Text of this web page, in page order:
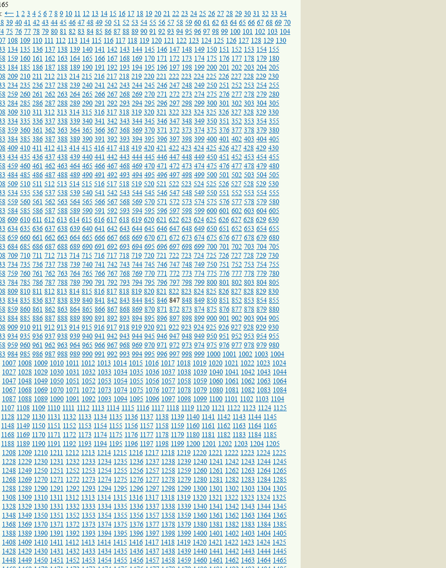
← 1 2 3 4 5 6 7 8 9 10 11 12 13 14 15 16 17 18 19 20 21 22 23 24 25 26 27 28 29 30 31 32 33 34
39 40 41 42 43 44 45 46 47 48 49 50 51 52 53 54 55 56 57 58 59 60 61 62 63 64 65 66 67 68 69 70
75 76 77 78 79 80 81 82 83 84 85 86 87 88 89 90 91 92 93 94 95 96 97 98 99 100 101 102 103 104
108 109 110 111 112 113 114 115 116 117 118 119 120 121 122 123 124 125 126 127 128 129 130
134 135 136 137 138 139 140 141 142 143 144 145 146 147 148 149 150 151 152 153 154 155
159 160 161 162 163 164 165 166 167 168 169 170 171 172 173 174 175 176 177 178 179 180
184 185 186 187 188 189 190 191 192 193 194 195 196 197 198 199 200 201 202 203 204 205
209 210 211 212 213 214 215 216 217 218 219 220 221 222 223 224 225 226 227 228 229 230
234 235 236 237 238 239 240 241 242 243 244 245 246 247 248 249 250 251 252 253 254 255
259 260 261 262 263 264 265 266 267 268 269 270 271 272 273 274 275 276 277 278 279 280
284 285 286 287 288 289 290 291 292 293 294 295 296 297 298 299 300 301 302 303 304 305
309 310 311 312 313 314 315 316 317 318 319 320 321 322 323 324 325 326 327 328 329 330
334 335 336 337 338 339 340 341 342 343 344 345 346 347 348 349 350 351 352 353 354 355
359 360 361 362 363 364 365 366 367 368 369 370 371 372 373 374 375 376 377 378 379 380
384 385 386 387 388 389 390 391 392 393 394 395 396 397 398 399 400 401 402 403 404 405
409 410 411 412 413 414 415 416 417 418 419 420 421 422 423 424 425 426 427 428 429 430
434 435 436 437 438 439 440 441 442 443 444 445 446 447 448 449 450 451 452 453 454 455
459 460 461 462 463 464 465 466 467 468 469 470 471 472 473 474 475 476 477 478 479 480
484 485 486 487 488 489 490 491 492 493 494 495 496 497 498 499 500 501 502 503 504 505
509 510 511 512 513 514 515 516 517 518 519 520 521 522 523 524 525 526 527 528 529 530
534 535 536 537 538 539 540 541 542 543 544 545 546 547 548 549 550 551 552 553 554 555
559 560 561 562 563 564 565 566 567 568 569 570 571 572 573 574 575 576 577 578 579 580
584 585 586 587 588 589 590 591 592 593 594 595 596 597 598 599 600 601 602 603 604 605
609 610 611 612 613 614 615 616 617 618 619 620 621 622 623 624 625 626 627 628 629 630
634 635 636 637 638 639 640 641 642 643 644 645 646 647 648 649 650 651 652 653 654 655
659 660 661 662 663 664 665 666 667 668 669 670 671 672 673 674 675 676 677 678 679 680
684 685 686 687 688 689 690 691 692 693 694 695 696 697 698 699 700 701 702 703 704 705
709 710 711 712 713 714 715 716 717 718 719 720 721 722 723 724 725 726 727 728 729 730
734 735 736 737 738 739 740 741 742 743 744 745 746 747 748 749 750 751 752 753 754 755
759 760 761 762 763 764 765 766 767 768 769 770 771 772 773 774 775 776 777 778 779 780
784 785 786 787 788 789 790 791 792 793 794 795 796 797 798 799 800 801 802 803 804 805
809 810 811 812 813 814 815 816 817 818 819 820 821 822 823 824 825 826 827 828 829 830
834 835 836 837 838 839 840 841 842 843 844 845 846 847 848 849 850 851 852 853 854 855
859 860 861 862 863 864 865 866 867 868 869 870 871 872 873 874 875 876 877 878 879 880
884 885 886 887 888 889 890 891 892 893 894 895 896 897 898 899 900 901 902 903 904 905
909 910 911 912 913 914 915 916 917 918 919 920 921 922 923 924 925 926 927 928 929 930
934 935 936 937 938 939 940 941 942 943 944 945 946 947 948 949 950 951 952 953 954 955
959 960 961 962 963 964 965 966 967 968 969 970 971 972 973 974 975 976 977 978 979 980
984 985 986 987 988 989 990 991 992 993 994 995 996 997 998 999 1000 1001 1002 1003 1004
1007 1008 1009 1010 1011 1012 1013 1014 1015 1016 1017 1018 1019 1020 1021 1022 1023 1024
1027 1028 1029 1030 1031 1032 1033 1034 1035 1036 1037 1038 1039 1040 1041 1042 1043 1044
1047 1048 1049 1050 1051 1052 1053 1054 1055 1056 1057 1058 1059 1060 1061 1062 1063 1064
1067 1068 1069 1070 1071 1072 1073 1074 1075 1076 1077 1078 1079 1080 1081 1082 1083 1084
1087 1088 1089 1090 1091 1092 1093 1094 1095 1096 1097 1098 1099 1100 1101 1102 1103 1104
1107 1108 1109 1110 1111 1112 1113 1114 1115 1116 1117 1118 1119 1120 1121 1122 1123 1124 1125
1128 1129 1130 1131 1132 1133 1134 1135 1136 1137 1138 1139 1140 1141 1142 1143 1144 1145
1148 1149 1150 1151 1152 1153 1154 1155 1156 1157 1158 1159 1160 1161 1162 1163 1164 1165
1168 1169 1170 1171 1172 1173 1174 1175 1176 1177 1178 1179 1180 1181 1182 1183 1184 1185
1188 1189 1190 1191 1192 1193 1194 1195 1196 1197 1198 1199 1200 1201 1202 1203 1204 1205
1208 1209 1210 1211 1212 1213 1214 1215 1216 1217 1218 1219 1220 1221 1222 1223 1224 1225
1228 1229 1230 1231 1232 1233 1234 1235 1236 1237 1238 1239 1240 1241 1242 1243 1244 1245
1248 1249 1250 1251 1252 1253 1254 1255 1256 1257 1258 1259 1260 1261 1262 1263 1264 1265
1268 1269 1270 1271 1272 1273 1274 1275 1276 1277 1278 1279 1280 1281 1282 1283 1284 1285
1288 1289 1290 1291 1292 1293 1294 1295 1296 1297 1298 1299 1300 1301 1302 1303 1304 1305
1308 1309 1310 1311 1312 1313 1314 1315 1316 1317 1318 1319 1320 1321 1322 1323 1324 1325
1328 1329 1330 1331 1332 1333 1334 1335 1336 1337 1338 1339 1340 1341 1342 1343 1344 1345
1348 1349 1350 1351 1352 1353 1354 1355 1356 1357 1358 1359 1360 1361 1362 1363 1364 1365
1368 1369 1370 1371 1372 1373 1374 1375 1376 1377 1378 1379 1380 1381 1382 1383 1384 1385
1388 1389 1390 1391 1392 1393 1394 1395 1396 1397 1398 1399 1400 1401 1402 1403 1404 1405
1408 1409 1410 1411 1412 1413 1414 1415 1416 1417 1418 1419 1420 1421 1422 1423 1424 1425
1428 1429 1430 1431 1432 1433 1434 1435 1436 1437 1438 1439 1440 1441 1442 1443 1444 1445
1448 1449 1450 1451 1452 1453 1454 1455 1456 1457 1458 1459 1460 1461 1462 1463 1464 1465